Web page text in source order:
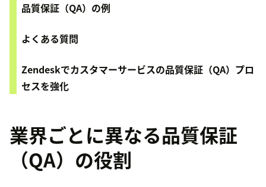
品質保証（QA）の例
よくある質問
Zendeskでカスタマーサービスの品質保証（QA）プロ
セスを強化
業界ごとに異なる品質保証
（QA）の役割